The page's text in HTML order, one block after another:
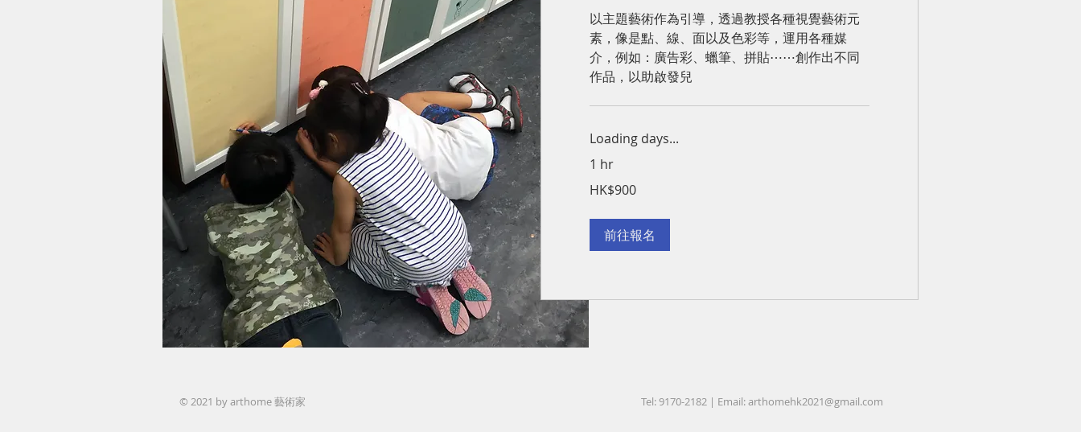
以主題藝術作為引導，透過教授各種視覺藝術元
素，像是點、線、面以及色彩等，運用各種媒
介，例如：廣告彩、蠟筆、拼貼⋯⋯創作出不同
作品，以助啟發兒
Loading days...
1 hr
Hong
HK$900
前往報名
© 2021 by arthome 藝術家 Tel: 9170-2182 | Email:arthomehk2021@gmail.com